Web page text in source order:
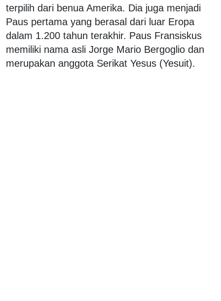
terpilih dari benua Amerika. Dia juga menjadi
Paus pertama yang berasal dari luar Eropa
dalam 1.200 tahun terakhir. Paus Fransiskus
memiliki nama asli Jorge Mario Bergoglio dan
merupakan anggota Serikat Yesus (Yesuit).